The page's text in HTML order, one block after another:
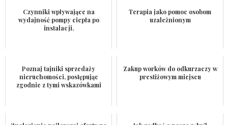
Czynniki wpływające na
wydajność pompy ciepła po
instalacji.
Terapia jako pomoc osobom
uzależnionym
Poznaj tajniki sprzedaży
nieruchomości, postępując
zgodnie z tymi wskazówkami
Zakup worków do odkurzaczy w
prestiżowym miejscu